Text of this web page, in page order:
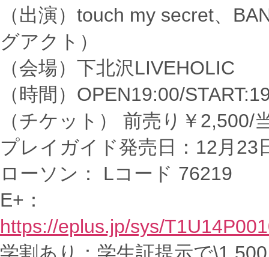
（出演）touch my secret、
グアクト）
（会場）下北沢LIVEHOLIC
（時間）OPEN19:00/
（チケット） 前売り￥2,500/
プレイガイド発売日：12月23
ローソン： Lコード 76219
E+：
https://eplus.jp/sys/